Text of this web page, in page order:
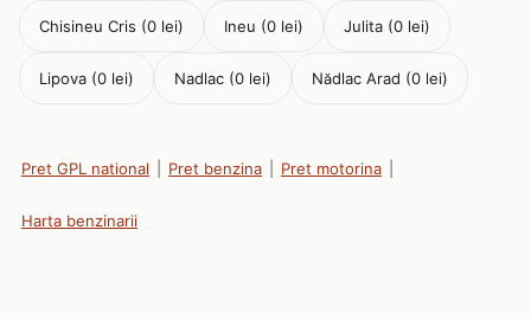
Chisineu Cris (0 lei) Ineu (0 lei) Julita (0 lei)
Lipova (0 lei) Nadlac (0 lei) Nădlac Arad (0 lei)
Pret GPL national Pret benzina Pret motorina
Harta benzinarii